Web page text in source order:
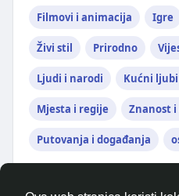
Filmovi i animacija Igre
Živi stil Prirodno
Ljudi i narodi Kućni
Mjesta i regije Znanost
Putovanja i događanja